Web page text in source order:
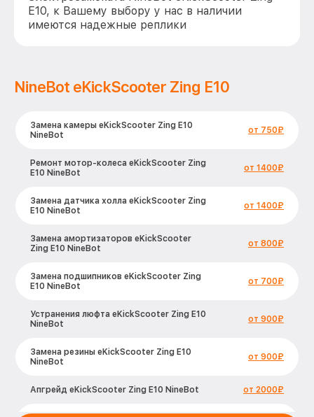
E10, к Вашему выбору у нас в наличии
имеются надежные реплики
NineBot eKickScooter Zing E10
Замена камеры eKickScooter Zing E10
NineBot
от 750₽
Ремонт мотор-колеса eKickScooter Zing
E10 NineBot
от 1400₽
Замена датчика холла eKickScooter Zing
E10 NineBot
от 1400₽
Замена амортизаторов eKickScooter
Zing E10 NineBot
от 800₽
Замена подшипников eKickScooter Zing
E10 NineBot
от 700₽
Устранения люфта eKickScooter Zing E10
NineBot
от 900₽
Замена резины eKickScooter Zing E10
NineBot
от 900₽
Апгрейд eKickScooter Zing E10 NineBot от 2000₽